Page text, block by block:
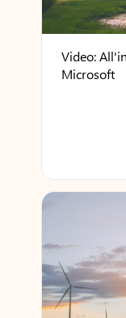
Video:
Microsoft